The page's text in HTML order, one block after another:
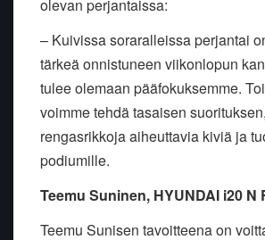
olevan perjantaissa:
– Kuivissa soraralleissa perjantai
tärkeä onnistuneen viikonlopun
tulee olemaan pääfokuksemme.
voimme tehdä tasaisen
rengasrikkoja aiheuttavia kiviä ja
podiumille.
Teemu Suninen, HYUNDAI i20 N
Teemu Sunisen tavoitteena on